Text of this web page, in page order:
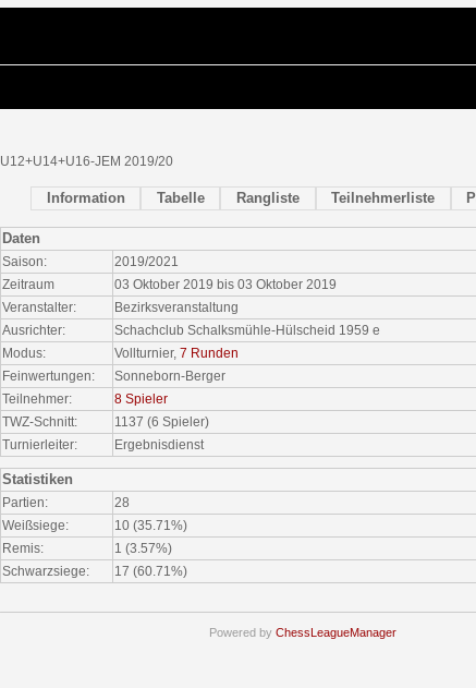
U12+U14+U16-JEM 2019/20
Information Tabelle Rangliste Teilnehmerliste
Daten
Saison:
2019/2021
Zeitraum
03 Oktober 2019 bis 03 Oktober 2019
Veranstalter:
Bezirksveranstaltung
Ausrichter:
Schachclub Schalksmühle-Hülscheid 1959 e
Modus:
Vollturnier,7 Runden
Feinwertungen:
Sonneborn-Berger
Teilnehmer:
8 Spieler
TWZ-Schnitt:
1137 (6 Spieler)
Turnierleiter:
Ergebnisdienst
Statistiken
Partien:
28
Weißsiege:
10 (35.71%)
Remis:
1 (3.57%)
Schwarzsiege:
17 (60.71%)
Powered by ChessLeagueManager